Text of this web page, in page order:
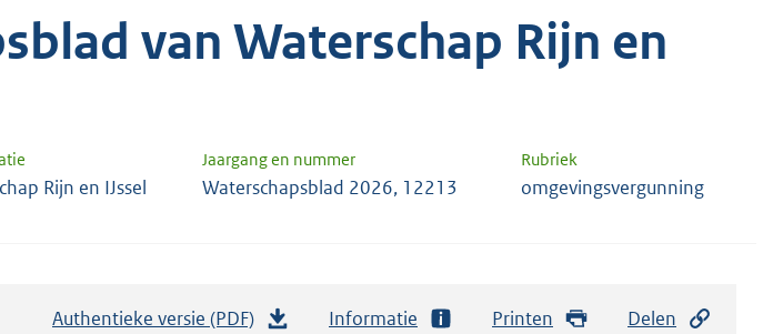
van Waterschap Rijn en
Jaargang en nummer Rubriek
Rijn en IJssel Waterschapsblad 2026, 12213 omgevingsvergunning
Authentieke versie (PDF) Informatie Printen Delen